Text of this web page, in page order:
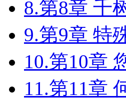
8.第8章 千
9.第9章 特
10.第10章
11.第11章